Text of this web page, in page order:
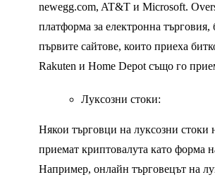
newegg.com, AT&T и Microsoft.
платформа за електронна търговия,
първите сайтове, които приеха
Rakuten и Home Depot също го
Луксозни стоки:
Някои търговци на луксозни стоки
приемат криптовалута като форма
Например, онлайн търговецът на